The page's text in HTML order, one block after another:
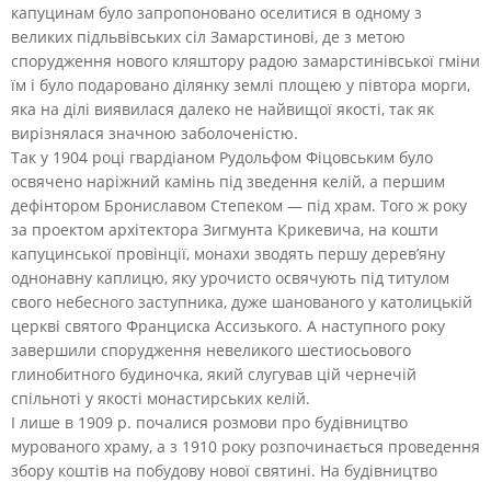
капуцинам було запропоновано оселитися в одному з
великих підльвівських сіл Замарстинові, де з метою
спорудження нового кляштору радою замарстинівської гміни
їм і було подаровано ділянку землі площею у півтора морги,
яка на ділі виявилася далеко не найвищої якості, так як
вирізнялася значною заболоченістю.
Так у 1904 році гвардіаном Рудольфом Фіцовським було
освячено наріжний камінь під зведення келій, а першим
дефінтором Брониславом Степеком — під храм. Того ж року
за проектом архітектора Зигмунта Крикевича, на кошти
капуцинської провінції, монахи зводять першу дерев’яну
однонавну каплицю, яку урочисто освячують під титулом
свого небесного заступника, дуже шанованого у католицькій
церкві святого Франциска Ассизького. А наступного року
завершили спорудження невеликого шестиосьового
глинобитного будиночка, який слугував цій чернечій
спільноті у якості монастирських келій.
І лише в 1909 р. почалися розмови про будівництво
мурованого храму, а з 1910 року розпочинається проведення
збору коштів на побудову нової святині. На будівництво